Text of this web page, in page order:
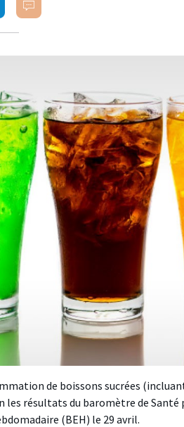
Commenter
de boissons sucrées
les résultats du baromètre de Santé
(BEH) le 29 avril.